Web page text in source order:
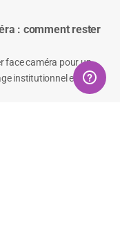
: comment rester
face caméra pour un
institutionnel es......